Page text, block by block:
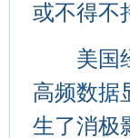
或不得不
美国经
高频数据
生了消极